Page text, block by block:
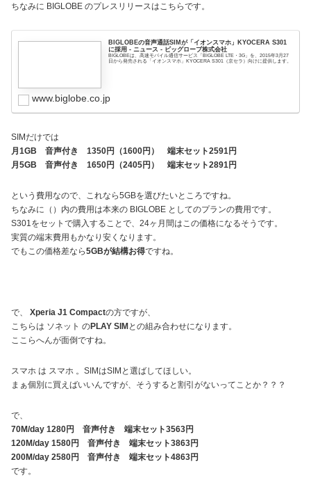
ちなみに BIGLOBE のプレスリリースはこちらです。
BIGLOBEの音声通話SIMが「イオンスマホ」KYOCERA S301
に採用 - ニュース - ビッグローブ株式会社
BIGLOBEは、高速モバイル通信サービス「BIGLOBE LTE・3G」を、2015年3月27
日から発売される「イオンスマホ」KYOCERA S301（京セラ）向けに提供します。
www.biglobe.co.jp
SIMだけでは
月1GB 音声付き 1350円（1600円） 端末セット2591円
月5GB 音声付き 1650円（2405円） 端末セット2891円
という費用なので、これなら5GBを選びたいところですね。
ちなみに（）内の費用は本来の BIGLOBE としてのプランの費用です。
S301をセットで購入することで、24ヶ月間はこの価格になるそうです。
実質の端末費用もかなり安くなります。
でもこの価格差なら5GBが結構お得ですね。
で、 Xperia J1 Compactの方ですが、
こちらは ソネット のPLAY SIMとの組み合わせになります。
ここらへんが面倒ですね。
スマホ は スマホ 。SIMはSIMと選ばしてほしい。
まぁ個別に買えばいいんですが、そうすると割引がないってことか？？？
で、
70M/day 1280円 音声付き 端末セット3563円
120M/day 1580円 音声付き 端末セット3863円
200M/day 2580円 音声付き 端末セット4863円
です。